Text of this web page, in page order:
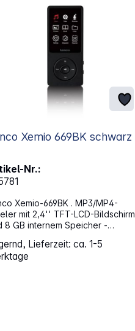
Lenco Xemio 669BK schwarz
Nr.:
Xemio-669BK . MP3/MP4-
mit 2,4'' TFT-LCD-Bildschirm
8 GB internem Speicher -
Eigenschaften: 2,4” (6,1 cm)
Bildschirm 8 GB interner
Funktion (unterstützt
Lieferzeit: ca. 1-5